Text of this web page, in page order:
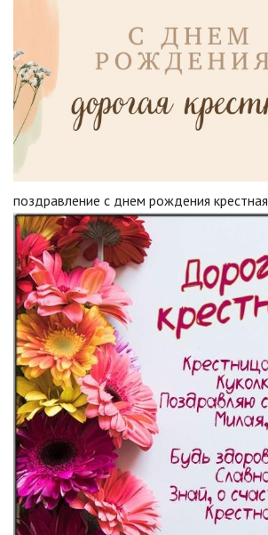
поздравление с днем рождения крестная